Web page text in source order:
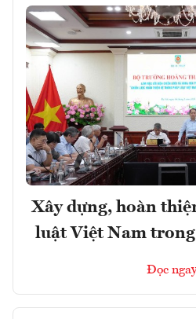
Xây dựng, hoàn
luật Việt Nam
Đọc